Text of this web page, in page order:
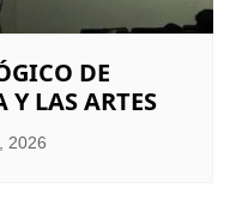
DE
Y LAS ARTES
2026